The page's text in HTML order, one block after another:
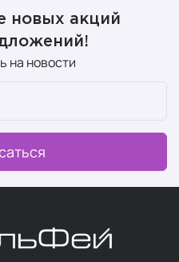
новых акций
на новости